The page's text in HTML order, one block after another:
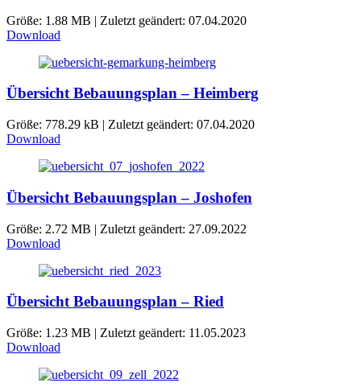
Größe: 1.88 MB | Zuletzt geändert: 07.04.2020
Download
Übersicht Bebauungsplan – Heimberg
Größe: 778.29 kB | Zuletzt geändert: 07.04.2020
Download
Übersicht Bebauungsplan – Joshofen
Größe: 2.72 MB | Zuletzt geändert: 27.09.2022
Download
Übersicht Bebauungsplan – Ried
Größe: 1.23 MB | Zuletzt geändert: 11.05.2023
Download